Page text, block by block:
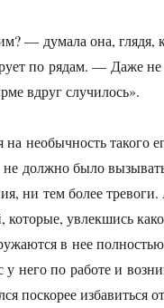
— думала она, глядя,
по рядам. — Даже не
вдруг случилось».
необычность такого
не должно было
ни тем более
которые, увлекшись
в нее
у него по работе и
поскорее избавиться